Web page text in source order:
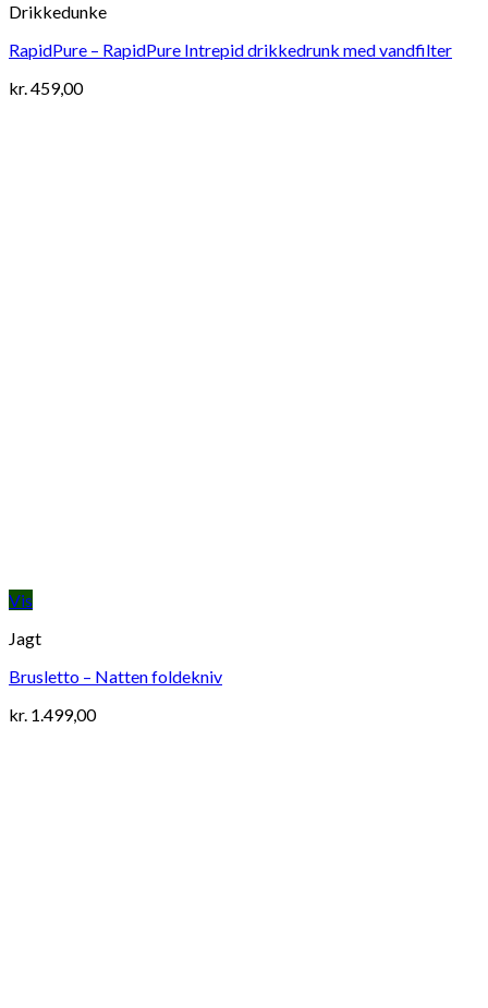
Drikkedunke
RapidPure – RapidPure Intrepid drikkedrunk med vandfilter
kr.459,00
Vis
Jagt
Brusletto – Natten foldekniv
kr. 1.499,00